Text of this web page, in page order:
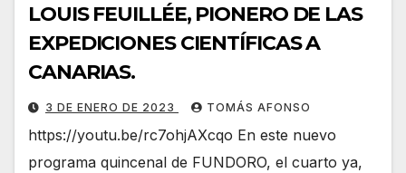
LOUIS FEUILLÉE, PIONERO DE LAS
EXPEDICIONES CIENTÍFICAS A
CANARIAS.
3 DE ENERO DE 2023 TOMÁS AFONSO
https://youtu.be/rc7ohjAXcqo En este nuevo
programa quincenal de FUNDORO, el cuarto ya,